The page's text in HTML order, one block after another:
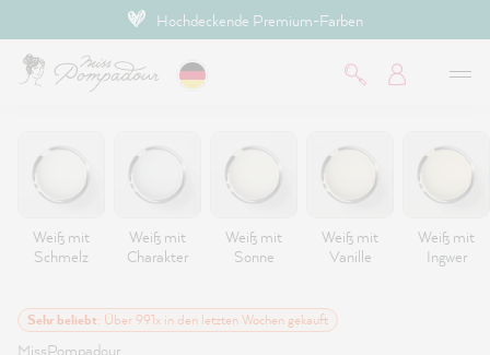
Hochdeckende Premium-Farben
Weiß mit
Schmelz
Weiß mit
Charakter
Weiß mit
Sonne
Weiß mit
Vanille
Weiß mit
Ingwer
Sehr beliebt: Über 991x in den letzten Wochen gekauft
MissPompadour